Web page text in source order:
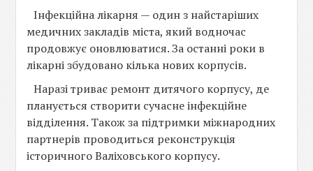
Інфекційна лікарня — один з найстаріших
медичних закладів міста, який водночас
продовжує оновлюватися. За останні роки в
лікарні збудовано кілька нових корпусів.
Наразі триває ремонт дитячого корпусу, де
планується створити сучасне інфекційне
відділення. Також за підтримки міжнародних
партнерів проводиться реконструкція
історичного Валіховського корпусу.